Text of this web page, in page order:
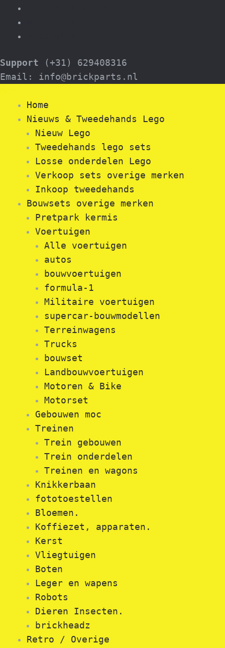
Support (+31) 629408316
Email: info@brickparts.nl
Home
Nieuws & Tweedehands Lego
Nieuw Lego
Tweedehands lego sets
Losse onderdelen Lego
Verkoop sets overige merken
Inkoop tweedehands
Bouwsets overige merken
Pretpark kermis
Voertuigen
Alle voertuigen
autos
bouwvoertuigen
formula-1
Militaire voertuigen
supercar-bouwmodellen
Terreinwagens
Trucks
bouwset
Landbouwvoertuigen
Motoren & Bike
Motorset
Gebouwen moc
Treinen
Trein gebouwen
Trein onderdelen
Treinen en wagons
Knikkerbaan
fototoestellen
Bloemen.
Koffiezet, apparaten.
Kerst
Vliegtuigen
Boten
Leger en wapens
Robots
Dieren Insecten.
brickheadz
Retro / Overige